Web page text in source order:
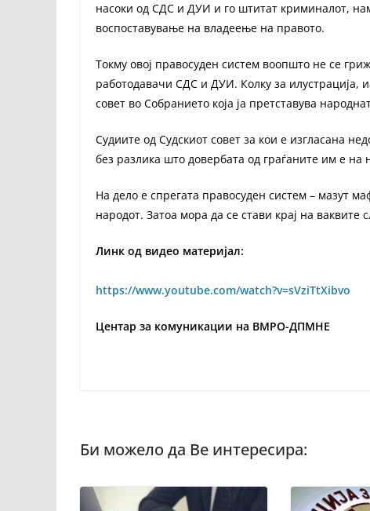
насоки од СДС и ДУИ и го штитат криминалот,
воспоставување на владеење на правото.
Токму овој правосуден систем воопшто не се
работодавачи СДС и ДУИ. Колку за илустрaција,
совет во Собранието која ја претставува
Судиите од Судскиот совет за кои е изгласана
без разлика што довербата од граѓаните им е
На дело е спрегата правосуден систем – мазут
народот. Затоа мора да се стави крај на ваквите
Линк од видео материјал:
https://www.youtube.com/watch?v=sVziTtXibvo
Центар за комуникации на ВМРО-ДПМНЕ